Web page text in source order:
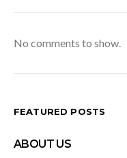
No comments to show.
FEATURED POSTS
ABOUT US